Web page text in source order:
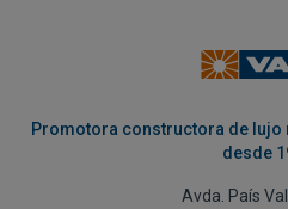
Promotora constructora de lujo
desde
Avda. País